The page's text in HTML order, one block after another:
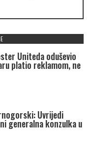
Uniteda oduševio
platio reklamom, ne
Uvrijedi
generalna konzulka u